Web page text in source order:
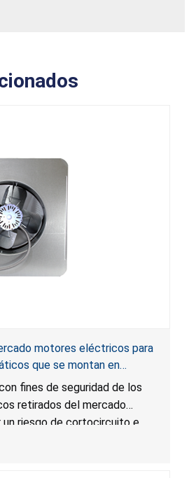
motores eléctricos para
que se montan en
por riesgo de incendio;
Vent
fines de seguridad de los
retirados del mercado
un riesgo de cortocircuito e